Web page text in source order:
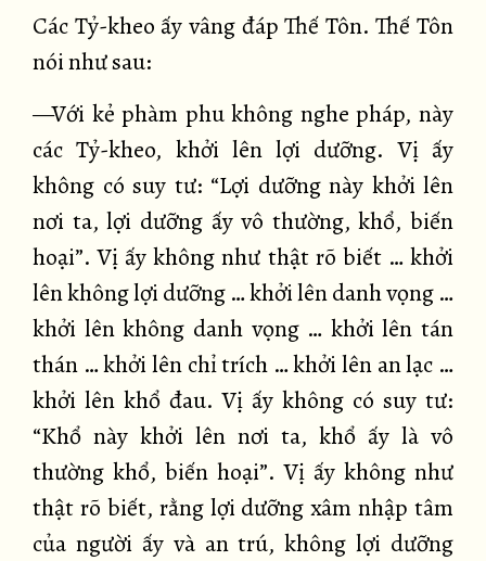
Các Tỷ-kheo ấy vâng đáp Thế Tôn. Thế Tôn
nói như sau:
—Với kẻ phàm phu không nghe pháp, này
các Tỷ-kheo, khởi lên lợi dưỡng. Vị ấy
không có suy tư: “Lợi dưỡng này khởi lên
nơi ta, lợi dưỡng ấy vô thường, khổ, biến
hoại”. Vị ấy không như thật rõ biết … khởi
lên không lợi dưỡng … khởi lên danh vọng …
khởi lên không danh vọng … khởi lên tán
thán … khởi lên chỉ trích … khởi lên an lạc …
khởi lên khổ đau. Vị ấy không có suy tư:
“Khổ này khởi lên nơi ta, khổ ấy là vô
thường khổ, biến hoại”. Vị ấy không như
thật rõ biết, rằng lợi dưỡng xâm nhập tâm
của người ấy và an trú, không lợi dưỡng